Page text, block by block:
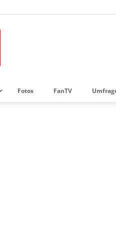
Fotos FanTV